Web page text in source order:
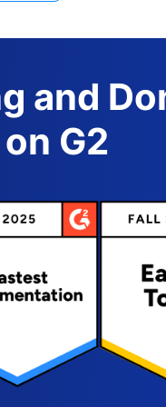
and
G2